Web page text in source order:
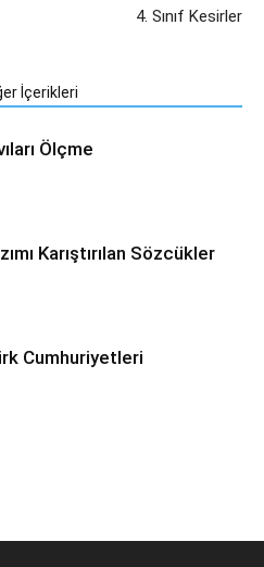
4. Sınıf Kesirler
İçerikleri
Ölçme
Karıştırılan Sözcükler
Cumhuriyetleri